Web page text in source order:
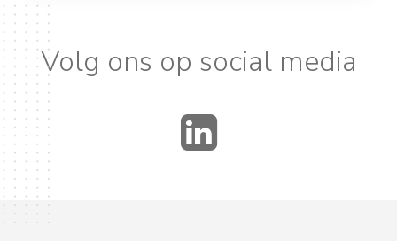
Volg ons op social media